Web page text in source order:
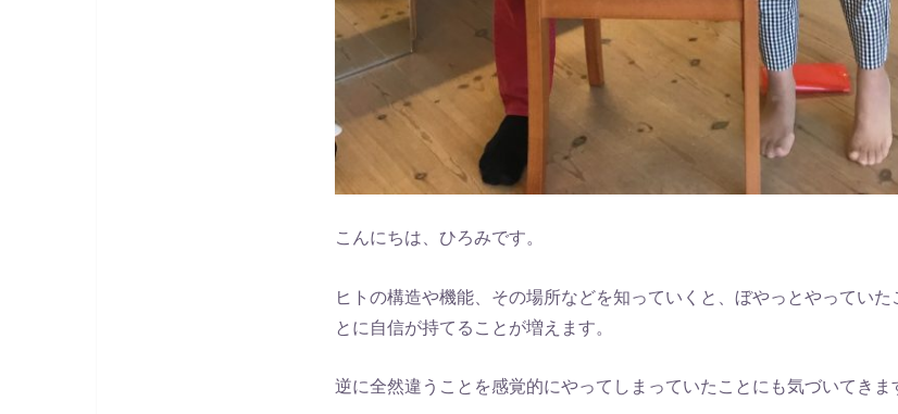
こんにちは、ひろみです。
ヒトの構造や機能、その場所などを知っていくと、ぼやっとやっていた
とに自信が持てることが増えます。
逆に全然違うことを感覚的にやってしまっていたことにも気づいてきま